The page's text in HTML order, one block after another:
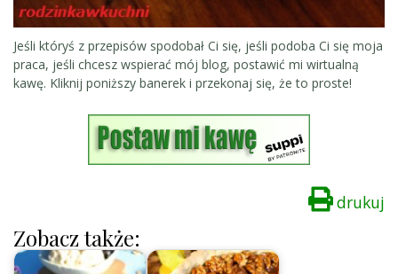
Jeśli któryś z przepisów spodobał Ci się, jeśli podoba Ci się moja
praca, jeśli chcesz wspierać mój blog, postawić mi wirtualną
kawę. Kliknij poniższy banerek i przekonaj się, że to proste!
drukuj
Zobacz także: